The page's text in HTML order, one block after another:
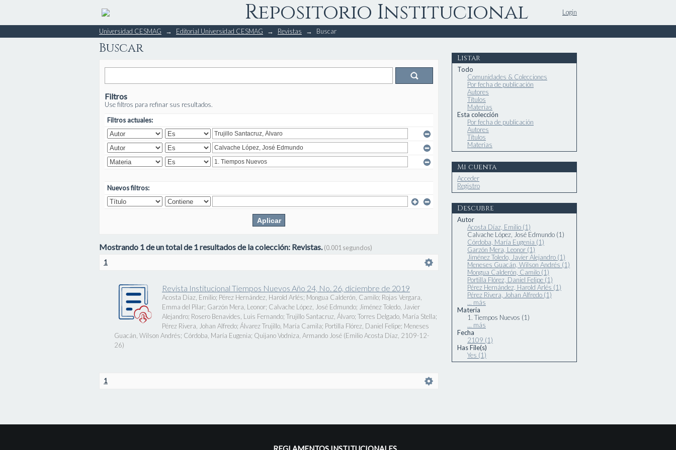
Repositorio Institucional
Buscar
Login
Universidad CESMAG → Editorial Universidad CESMAG → Revistas → Buscar
Buscar
Filtros
Use filtros para refinar sus resultados.
Filtros actuales:
Nuevos filtros:
Mostrando 1 de un total de 1 resultados de la colección: Revistas.(0.001 segundos)
1
Revista Institucional Tiempos Nuevos Año 24, No. 26, diciembre de 2019
Acosta Díaz, Emilio; Pérez Hernández, Harold Arlés; Mongua Calderón, Camilo; Rojas Vergara,
Emma del Pilar; Garzón Mera, Leonor; Calvache López, José Edmundo; Jiménez Toledo, Javier
Alejandro; Rosero Benavides, Luis Fernando; Trujillo Santacruz, Álvaro; Torres Delgado, María Stella;
Pérez Rivera, Johan Alfredo; Álvarez Trujillo, María Camila; Portilla Flórez, Daniel Felipe; Meneses
Guacán, Wilson Andrés; Córdoba, María Eugenia; Quijano Vodniza, Armando José (Emilio Acosta Díaz 2109-12-
26)
1
Listar
Todo
Comunidades & Colecciones
Por fecha de publicación
Autores
Títulos
Materias
Esta colección
Por fecha de publicación
Autores
Títulos
Materias
Mi cuenta
Acceder
Registro
Descubre
Autor
Acosta Díaz, Emilio (1)
Calvache López, José Edmundo (1)
Córdoba, María Eugenia (1)
Garzón Mera, Leonor (1)
Jiménez Toledo, Javier Alejandro (1)
Meneses Guacán, Wilson Andrés (1)
Mongua Calderón, Camilo (1)
Portilla Flórez, Daniel Felipe (1)
Pérez Hernández, Harold Arlés (1)
Pérez Rivera, Johan Alfredo (1)
... más
Materia
1. Tiempos Nuevos (1)
... más
Fecha
2109 (1)
Has File(s)
Yes (1)